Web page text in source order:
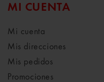
MI CUENTA
Mi cuenta
Mis direcciones
Mis pedidos
Promociones